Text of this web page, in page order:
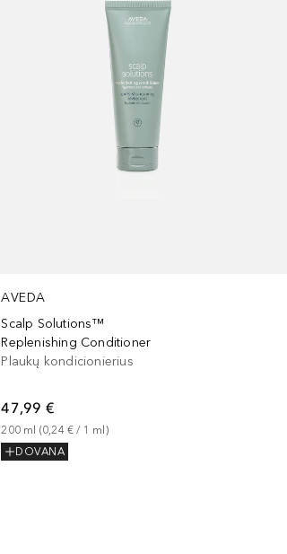
AVEDA
Scalp Solutions™
Replenishing Conditioner
Plaukų kondicionierius
47,99 €
200 ml (0,24 € / 1 ml)
DOVANA